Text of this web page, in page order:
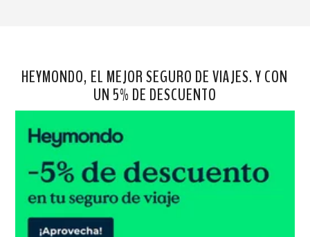
HEYMONDO, EL MEJOR SEGURO DE VIAJES. Y CON
UN 5% DE DESCUENTO